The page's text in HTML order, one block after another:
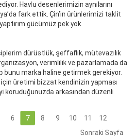
Havlu desenlerimizin aynılarını
fark ettik. Çin’in ürünlerimizi taklit
gücümüz pek yok.
dürüstlük, şeffaflık, mütevazılık
verimlilik ve pazarlamada da
bunu marka haline getirmek gerekiyor.
üretimi bizzat kendinizin yapması
koruduğunuzda arkasından düzenli
6 7 8 9 10 11
12
Sonraki Sayfa